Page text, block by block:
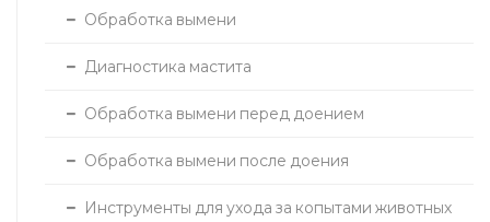
Обработка вымени
Диагностика мастита
Обработка вымени перед доением
Обработка вымени после доения
Инструменты для ухода за копытами животных